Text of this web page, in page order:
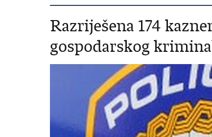
Razriješena 174
gospodarskog